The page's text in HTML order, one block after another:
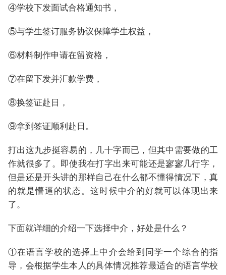
④学校下发面试合格通知书，
⑤与学生签订服务协议保障学生权益，
⑥材料制作申请在留资格，
⑦在留下发并汇款学费，
⑧换签证赴日，
⑨拿到签证顺利赴日。
打出这九步挺容易的，几十字而已，但其中需要做的工
作就很多了。即使我在打字出来可能还是寥寥几行字，
但是还是开头讲的那样自己在什么都不懂得情况下，真
的就是懵逼的状态。这时候中介的好就可以体现出来
了。
下面就详细的介绍一下选择中介，好处是什么？
①在语言学校的选择上中介会给到同学一个综合的指
导，会根据学生本人的具体情况推荐最适合的语言学校